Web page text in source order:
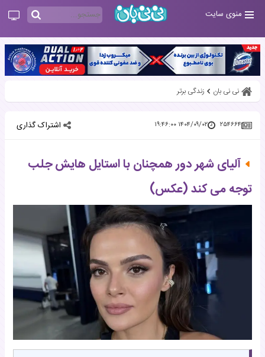
منوی سایت
نی نی بان زندگی برتر
۲۵۴۶۶۴ ۱۴۰۴/۰۹/۰۲ ۱۹:۴۶:۰۰ اشتراک گذاری
آلیای شهر دور همچنان با استایل هایش جلب
توجه می کند (عکس)